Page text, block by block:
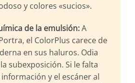
y colores «sucios».
de la emulsión:A
el ColorPlus carece de
en sus haluros. Odia
subexposición. Si le falta
y el escáner al